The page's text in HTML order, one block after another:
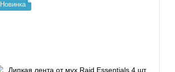
Новинка